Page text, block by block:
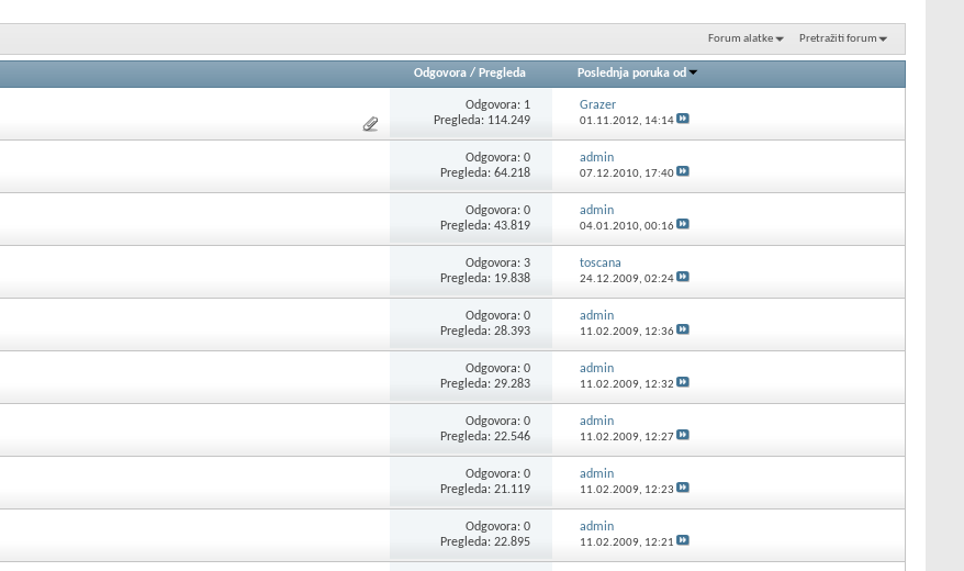
Forum alatke Pretražiti forum
Odgovora / Pregleda Poslednja poruka od
Odgovora: 1
Pregleda: 114.249
Grazer
01.11.2012, 14:14
Odgovora:0
Pregleda: 64.218
admin
07.12.2010, 17:40
Odgovora:0
Pregleda: 43.819
admin
04.01.2010, 00:16
Odgovora:3
Pregleda: 19.838
toscana
24.12.2009, 02:24
Odgovora:0
Pregleda: 28.393
admin
11.02.2009, 12:36
Odgovora:0
Pregleda: 29.283
admin
11.02.2009, 12:32
Odgovora:0
Pregleda: 22.546
admin
11.02.2009, 12:27
Odgovora:0
Pregleda: 21.119
admin
11.02.2009, 12:23
Odgovora:0
Pregleda: 22.895
admin
11.02.2009, 12:21